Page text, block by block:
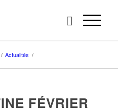
/ Actualités /
FÉVRIER